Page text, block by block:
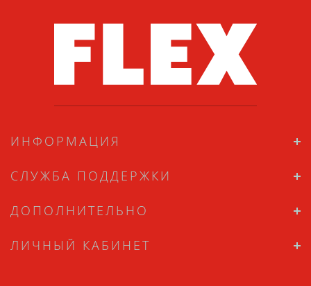
ИНФОРМАЦИЯ
СЛУЖБА ПОДДЕРЖКИ
ДОПОЛНИТЕЛЬНО
ЛИЧНЫЙ КАБИНЕТ